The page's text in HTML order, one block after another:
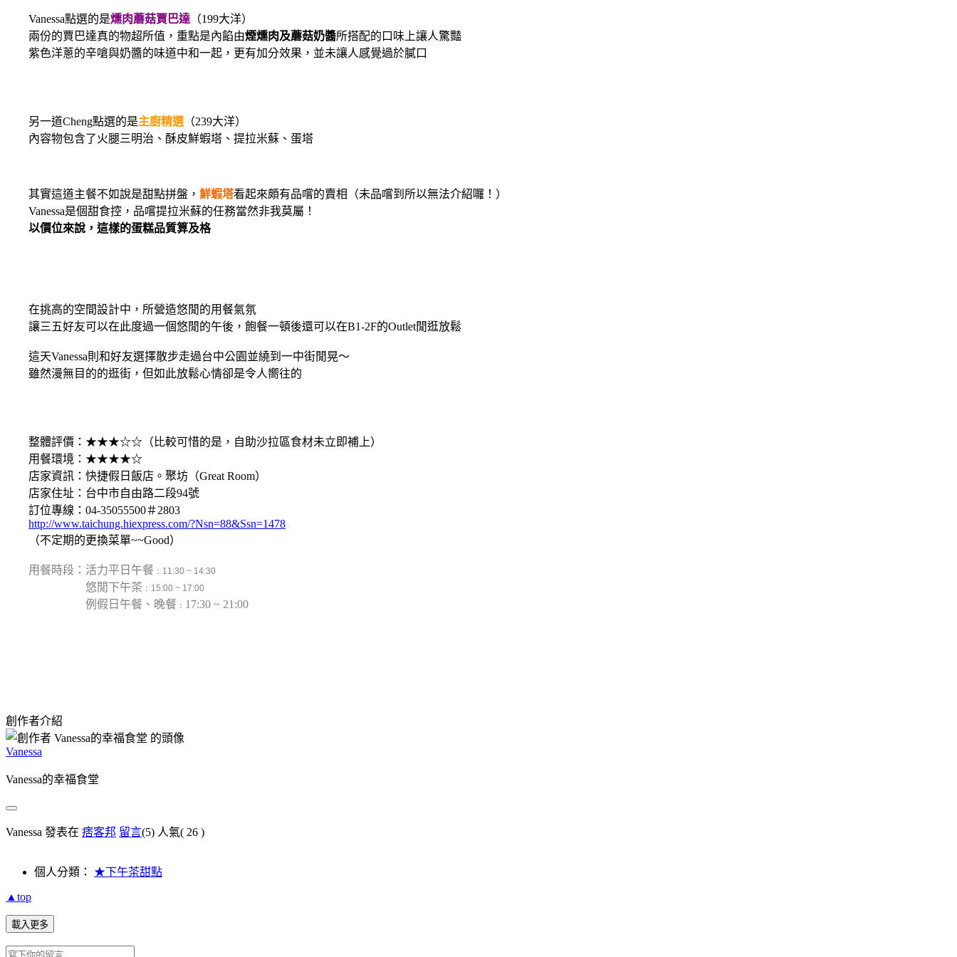
Vanessa點選的是燻肉蘑菇賈巴達 （199大洋）
兩份的賈巴達真的物超所值，重點是內餡由煙燻肉及蘑菇奶醬所搭配的口味上讓人驚豔
紫色洋蔥的辛嗆與奶醬的味道中和一起，更有加分效果，並未讓人感覺過於膩口
另一道Cheng點選的是主廚精選 （239大洋）
內容物包含了火腿三明治、酥皮鮮蝦塔、提拉米蘇、蛋塔
其實這道主餐不如說是甜點拼盤， 鮮蝦塔看起來頗有品嚐的賣相（未品嚐到所以無法介紹囉！）
Vanessa是個甜食控，品嚐提拉米蘇的任務當然非我莫屬！
以價位來說，這樣的蛋糕品質算及格
在挑高的空間設計中，所營造悠閒的用餐氣氛
讓三五好友可以在此度過一個悠閒的午後，飽餐一頓後還可以在B1-2F的Outlet閒逛放鬆
這天Vanessa則和好友選擇散步走過台中公園並繞到一中街閒晃～
雖然漫無目的的逛街，但如此放鬆心情卻是令人嚮往的
整體評價：★★★☆☆（比較可惜的是，自助沙拉區食材未立即補上）
用餐環境：★★★★☆
店家資訊：快捷假日飯店。聚坊（Great Room）
店家住址：台中市自由路二段94號
訂位專線：04-35055500＃2803
http://www.taichung.hiexpress.com/?Nsn=88&Ssn=1478
（不定期的更換菜單~~Good）
用餐時段：活力平日午餐 ：11:30 ~ 14:30
悠閒下午茶 ： 15:00 ~ 17:00
例假日午餐、晚餐 ： 17:30 ~ 21:00
創作者介紹
Vanessa
Vanessa的幸福食堂
Vanessa 發表在 痞客邦 留言(5) 人氣( 26 )
個人分類： ★下午茶甜點
▲top
載入更多